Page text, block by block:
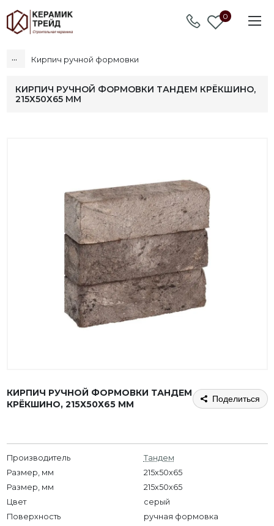
0
... Кирпич ручной формовки
КИРПИЧ РУЧНОЙ ФОРМОВКИ ТАНДЕМ КРЁКШИНО,
215Х50Х65 ММ
КИРПИЧ РУЧНОЙ ФОРМОВКИ ТАНДЕМ
КРЁКШИНО, 215Х50Х65 ММ
Поделиться
Производитель
Тандем
Размер, мм
215x50x65
Размер, мм
215х50х65
Цвет
серый
Поверхность
ручная формовка